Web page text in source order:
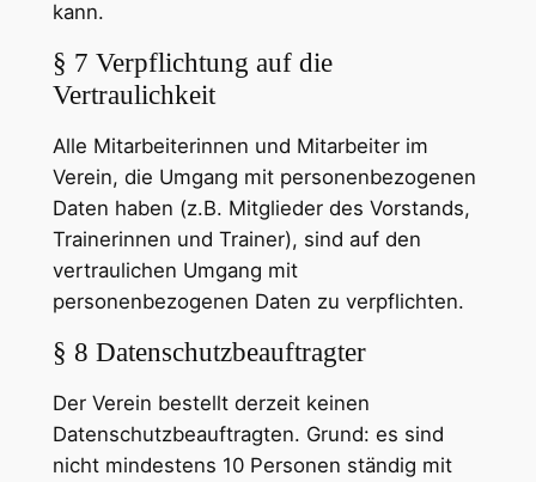
kann.
§ 7 Verpflichtung auf die
Vertraulichkeit
Alle Mitarbeiterinnen und Mitarbeiter im
Verein, die Umgang mit personenbezogenen
Daten haben (z.B. Mitglieder des Vorstands,
Trainerinnen und Trainer), sind auf den
vertraulichen Umgang mit
personenbezogenen Daten zu verpflichten.
§ 8 Datenschutzbeauftragter
Der Verein bestellt derzeit keinen
Datenschutzbeauftragten. Grund: es sind
nicht mindestens 10 Personen ständig mit